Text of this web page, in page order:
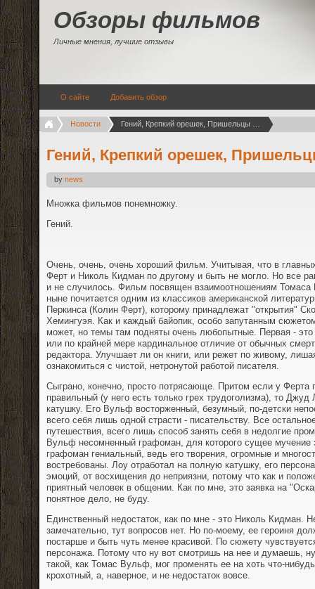
Обзоры фильмов
Личные мнения, лучшие отзывы
О сайте Добавить обзор
Новости
Гений, Крепкий орешек,
by news
Множка фильмов понемножку.
Гений.
Очень, очень, очень хороший фильм. Учитывая, что в
Ферт и Николь Кидман по другому и быть не могло. Но все
и не случилось. Фильм посвящен взаимоотношениям
ныне почитается одним из классиков американской
Перкинса (Колин Ферт), которому принадлежат "открытия"
Хемингуэя. Как и каждый байопик, особо запутанным
может, но темы там подняты очень любопытные. Первая -
или по крайней мере кардинальное отличие от обычных
редактора. Улучшает ли он книги, или режет по живому,
ознакомиться с чистой, нетронутой работой писателя.
Сыграно, конечно, просто потрясающе. Притом если у Ферта
правильный (у него есть только грех трудоголизма), то
катушку. Его Вульф восторженный, безумный, по-детски
всего себя лишь одной страсти - писательству. Все
путешествия, всего лишь способ занять себя в недолгие
Вульф несомненный графоман, для которого сущее мучение
графоман гениальный, ведь его творения, огромные и
востребованы. Лоу отработал на полную катушку, его
эмоций, от восхищения до неприязни, потому что как и
приятный человек в общении. Как по мне, это заявка на
понятное дело, не буду.
Единственный недостаток, как по мне - это Николь Кидман.
замечательно, тут вопросов нет. Но по-моему, ее героиня
постарше и быть чуть менее красивой. По сюжету
персонажа. Потому что ну вот смотришь на нее и думаешь,
такой, как Томас Вульф, мог променять ее на хоть что-
крохотный, а, наверное, и не недостаток вовсе.